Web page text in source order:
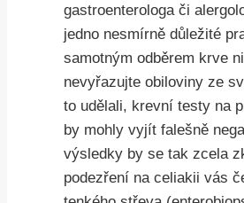
gastroenterologa či
jedno nesmírně důležité
samotným odběrem krve
nevyřazujte obiloviny ze
to udělali, krevní testy na
by mohly vyjít falešně
výsledky by se tak zcela
podezření na celiakii vás